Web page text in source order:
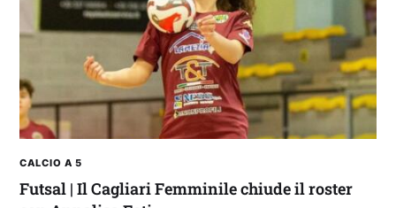
CALCIO A 5
Futsal | Il Cagliari Femminile chiude il roster